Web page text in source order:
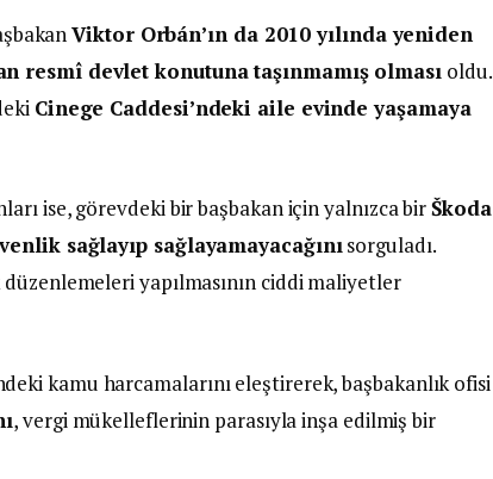
Viktor Orbán’ın da 2010 yılında yeniden
devlet konutuna taşınmamış olmasıoldu.
Cinege Caddesi’ndeki aile evinde yaşamaya
ise, görevdeki bir başbakan için yalnızca birŠkoda
sağlayıp sağlayamayacağınısorguladı.
yapılmasının ciddi maliyetler
kamu harcamalarını eleştirerek, başbakanlık ofisi
, vergi mükelleflerinin parasıyla inşa edilmiş bir